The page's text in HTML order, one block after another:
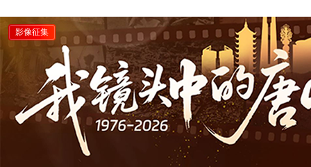
影像征集